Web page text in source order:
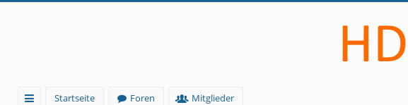
Startseite Foren
Mitglieder